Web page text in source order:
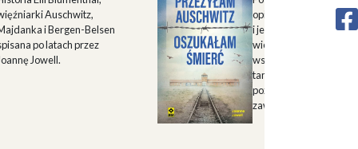
Auschwitz,
i Bergen-Belsen
po latach przez
Jowell.
opisu historii Górnego
i jego mieszkańców w
wieku oraz zapisu
wspomnień
tamtych terenów, które
pozwalają lepiej
zawiłe koleje losu